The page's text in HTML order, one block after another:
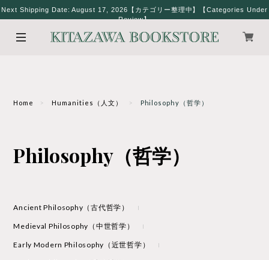
Next Shipping Date: August 17, 2026【カテゴリー整理中】【Categories Under
Review】
Home Humanities（人文） Philosophy（哲学）
Philosophy（哲学）
Ancient Philosophy（古代哲学）
Medieval Philosophy（中世哲学）
Early Modern Philosophy（近世哲学）